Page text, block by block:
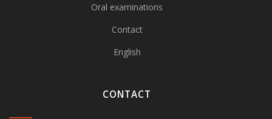
Oral examinations
Contact
English
CONTACT